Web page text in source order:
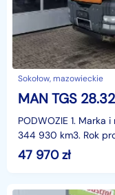
Sokołow, mazowieckie
PODWOZIE 1. Marka
344 930 km3. Rok
całkowita pojazdu:
47 970zł